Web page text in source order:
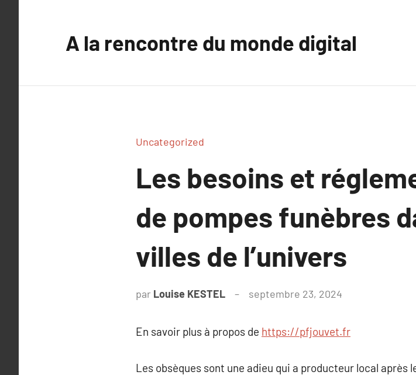
A la rencontre du monde digital
Uncategorized
Les besoins et
de pompes funèbres
villes de l’univers
par Louise KESTEL septembre 23, 2024
En savoir plus à propos de https://pfjouvet.fr
Les obsèques sont une adieu qui a producteur local après